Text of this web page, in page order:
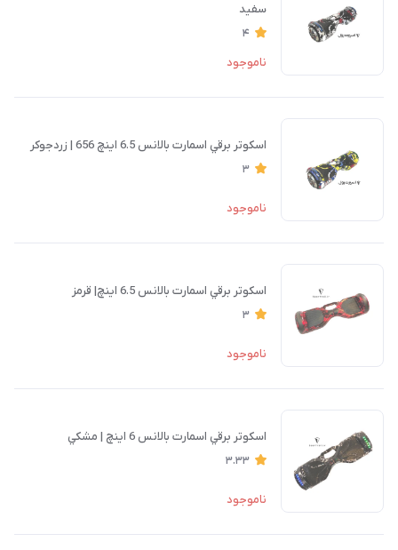
سفید
4
ناموجود
اسكوتر برقي اسمارت بالانس 6.5 اينچ 656 |‌ زردجوكر
3
ناموجود
اسكوتر برقي اسمارت بالانس 6.5 اينچ|‌ قرمز
3
ناموجود
اسكوتر برقي اسمارت بالانس 6 اينچ |‌ مشكي
3.33
ناموجود